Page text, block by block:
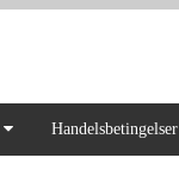
Handelsbetingelser